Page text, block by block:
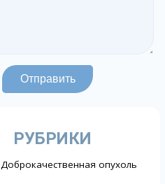
РУБРИКИ
Доброкачественная опухоль